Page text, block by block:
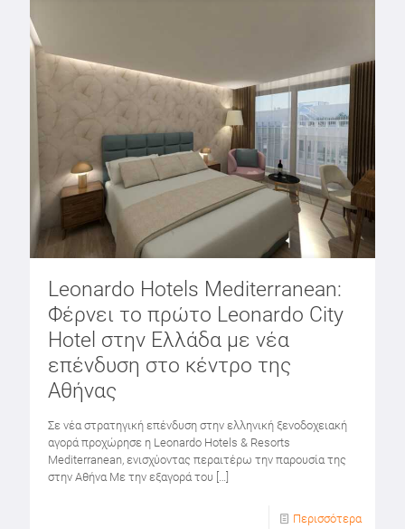
Leonardo Hotels Mediterranean:
Φέρνει το πρώτο Leonardo City
Hotel στην Ελλάδα με νέα
επένδυση στο κέντρο της
Αθήνας
Σε νέα στρατηγική επένδυση στην ελληνική ξενοδοχειακή
αγορά προχώρησε η Leonardo Hotels & Resorts
Mediterranean, ενισχύοντας περαιτέρω την παρουσία της
στην Αθήνα Με την εξαγορά του […]
Περισσότερα